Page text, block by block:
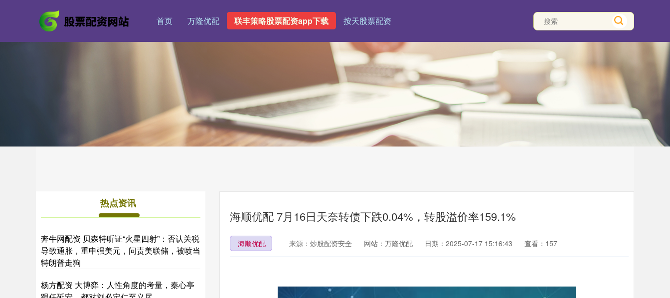
首页 万隆优配 联丰策略股票配资app下载 按天股票配资
海顺优配 7月16日天奈转债下跌0.04%，转股溢价率159.1%
海顺优配 来源：炒股配资安全 网站：万隆优配 日期：2025-07-17 15:16:43 查看：157
热点资讯
奔牛网配资 贝森特听证“火星四射”：否认关税
导致通胀，重申强美元，问责美联储，被喷当
特朗普走狗
杨方配资 大博弈：人性角度的考量，秦心亭